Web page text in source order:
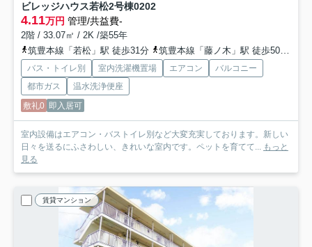
ビレッジハウス若松2号棟0202
4.11万円 管理/共益費-
2階 / 33.07㎡ / 2K /築55年
筑豊本線「若松」駅 徒歩31分
筑豊本線「藤ノ木」駅 徒歩50分
バス・トイレ別 室内洗濯機置場 エアコン
バルコニー
都市ガス
温水洗浄便座
敷礼0 即入居可
室内設備はエアコン・バストイレ別など大変充実しております。新しい
日々を送るにふさわしい、きれいな室内です。ペットを育てて... もっと
見る
賃貸マンション